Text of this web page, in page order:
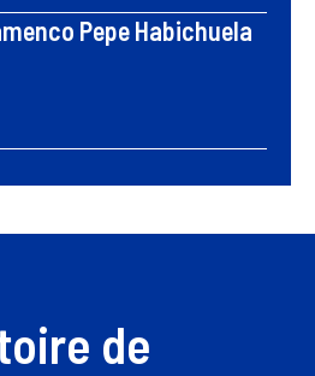
Pepe Habichuela
de